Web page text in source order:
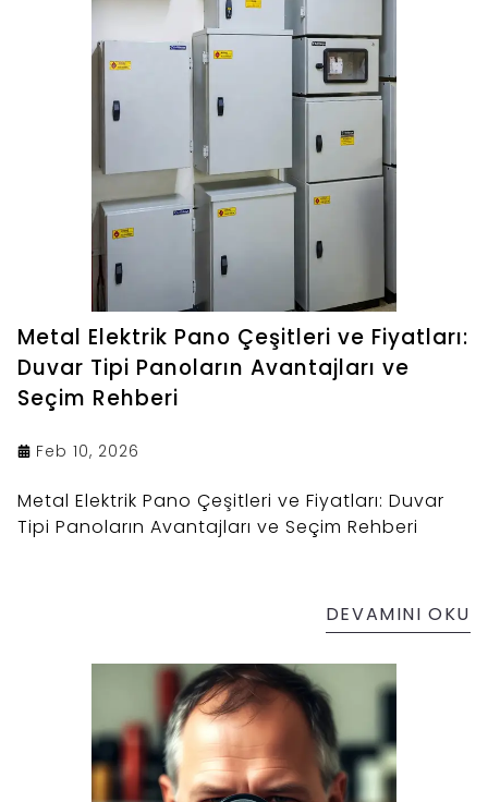
Metal Elektrik Pano Çeşitleri ve Fiyatları:
Duvar Tipi Panoların Avantajları ve
Seçim Rehberi
Feb 10, 2026
Metal Elektrik Pano Çeşitleri ve Fiyatları: Duvar
Tipi Panoların Avantajları ve Seçim Rehberi
DEVAMINI OKU